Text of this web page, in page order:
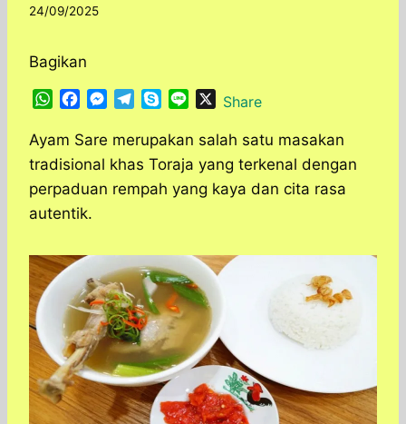
By
24/09/2025
Bagikan
W
a
t
A
p
c
e
o
o
M
s
s
n
r
l
e
r
y
p
n
e
XShare
Ayam Sare merupakan salah satu masakan
tradisional khas Toraja yang terkenal dengan
perpaduan rempah yang kaya dan cita rasa
autentik.